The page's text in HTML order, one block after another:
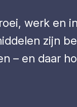
werk en
zijn
– en daar